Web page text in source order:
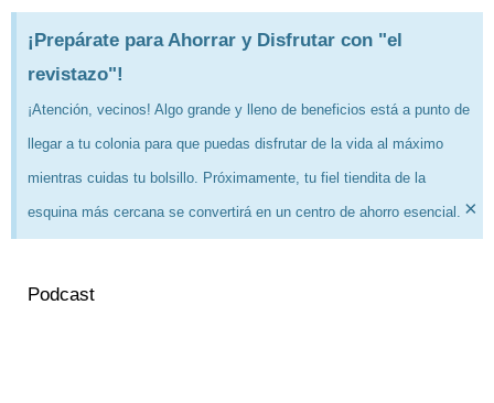
¡Prepárate para Ahorrar y Disfrutar con "el
revistazo"!
¡Atención, vecinos! Algo grande y lleno de beneficios está a punto de
llegar a tu colonia para que puedas disfrutar de la vida al máximo
mientras cuidas tu bolsillo. Próximamente, tu fiel tiendita de la
esquina más cercana se convertirá en un centro de ahorro esencial. ×
Podcast